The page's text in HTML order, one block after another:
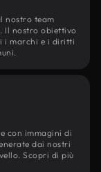
nostro team
Il nostro obiettivo
i marchi e i diritti
con immagini di
dai nostri
Scopri di più